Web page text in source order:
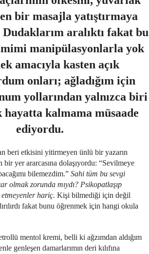
bir masajla yatıştırmaya
Dudaklarım aralıktı fakat bu
manipülasyonlarla yok
amacıyla kasten açık
onları; ağladığım için
yollarından yalnızca biri
hayatta kalmama müsaade
ediyordu.
beri etkisini yitirmeyen ünlü bir yazarın
yer ararcasına dolaşıyordu: “Sevilmeye
bilemezdim.” Sahi tüm bu sevgi
olmak zorunda mıydı? Psikopatlaşıp
etmeyenler hariç. Kişi bilmediği için değil
fakat bunu öğrenmek için hangi okula
mentol kremi, belli ki ağzımdan aldığım
genleşen damarlarımın deri kılıfına